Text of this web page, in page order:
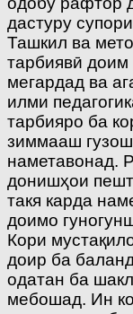
дастуру
Ташкил ва
тарбиявӣ
мегардад ва
илми
тарбияро ба
зиммааш
наметавонад.
донишҳои
такя карда
доимо
Кори
доир ба
одатан ба
мебошад. Ин